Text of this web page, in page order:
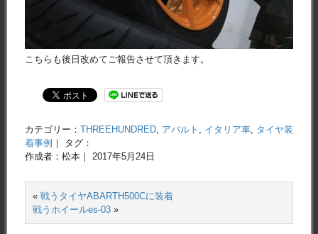
こちらも後日改めてご報告させて頂きます。
カテゴリー： THREEHUNDRED, アバルト , イタリア車, タイヤ装
着事例 ｜ タグ：
作成者：松本｜ 2017年5月24日
« 戦うタイヤABARTH500Cに装着
戦うホイールes-03 »